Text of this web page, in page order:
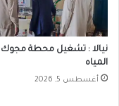
نيالا : تشغيل محطة مجوك
المياه
أغسطس 5, 2026